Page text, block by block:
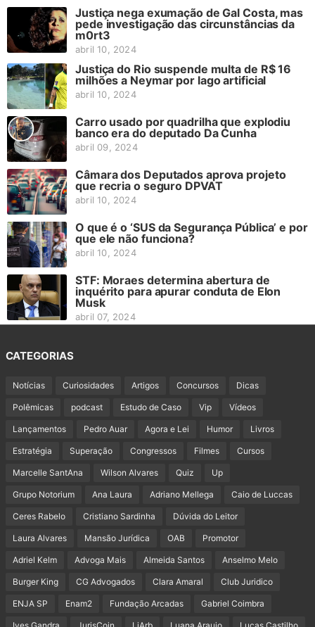
Justiça nega exumação de Gal Costa, mas
pede investigação das circunstâncias da
m0rt3
abril 10, 2024
Justiça do Rio suspende multa de R$ 16
milhões a Neymar por lago artificial
abril 10, 2024
Carro usado por quadrilha que explodiu
banco era do deputado Da Cunha
abril 09, 2024
Câmara dos Deputados aprova projeto
que recria o seguro DPVAT
abril 10, 2024
O que é o ‘SUS da Segurança Pública’ e por
que ele não funciona?
abril 10, 2024
STF: Moraes determina abertura de
inquérito para apurar conduta de Elon
Musk
abril 07, 2024
CATEGORIAS
Notícias Curiosidades Artigos Concursos Dicas
Polêmicas podcast Estudo de Caso Vip Vídeos
Lançamentos Pedro Auar Agora e Lei Humor Livros
Estratégia Superação Congressos Filmes Cursos
Marcelle SantAna Wilson Alvares Quiz Up
Grupo Notorium Ana Laura Adriano Mellega Caio de Luccas
Ceres Rabelo Cristiano Sardinha Dúvida do Leitor
Laura Alvares Mansão Jurídica OAB Promotor
Adriel Kelm Advoga Mais Almeida Santos Anselmo Melo
Burger King CG Advogados Clara Amaral Club Juridico
ENJA SP Enam2 Fundação Arcadas Gabriel Coimbra